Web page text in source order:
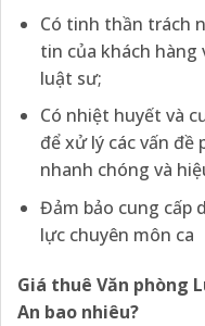
Có tinh thần trách
tin của khách
luật sư;
Có nhiệt huyết và
để xử lý các vấn đề
nhanh chóng và
Đảm bảo cung cấp
lực chuyên môn ca
Giá thuê Văn phòng
An bao nhiêu?